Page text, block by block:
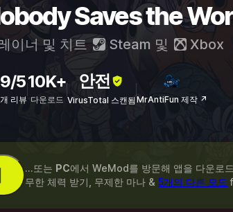
Saves the
이너 및 치트 Steam 및 Xbox
5
리뷰
10K+
다운로드
안전
VirusTotal 스캔됨MrAntiFun 제작 ↗
...또는 PC에서 WeMod를 방문해 앱을 다운로
무한 체력 받기, 무제한 마나 & 5개의 다른 모드